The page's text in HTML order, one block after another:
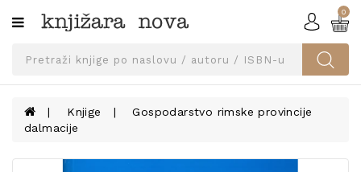
Kategorije
SVEUČILIŠNA
UDŽBENICI
0
Knjige
Gospodarstvo rimske provincije
dalmacije